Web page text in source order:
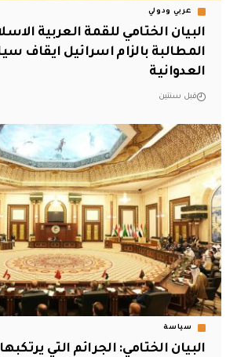
عربي ودولي
البيان الختامي للقمة العربية
المطالبة بالزام اسرائيل ايقاف
العدوانية
قبل سنتين
سياسة
البيان الختامي: الجرائم التي